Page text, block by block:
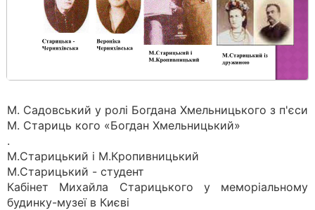
М. Садовський у ролі Богдана Хмельницького з п'єси
М. Стариць кого «Богдан Хмельницький»
.
М.Старицький і М.Кропивницький
М.Старицький - студент
Кабінет Михайла Старицького у меморіальному
будинку-музеї в Києві